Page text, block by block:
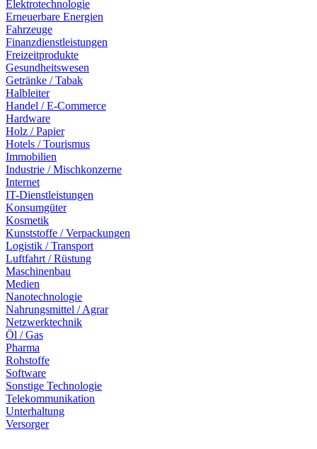
Elektrotechnologie
Erneuerbare Energien
Fahrzeuge
Finanzdienstleistungen
Freizeitprodukte
Gesundheitswesen
Getränke / Tabak
Halbleiter
Handel / E-Commerce
Hardware
Holz / Papier
Hotels / Tourismus
Immobilien
Industrie / Mischkonzerne
Internet
IT-Dienstleistungen
Konsumgüter
Kosmetik
Kunststoffe / Verpackungen
Logistik / Transport
Luftfahrt / Rüstung
Maschinenbau
Medien
Nanotechnologie
Nahrungsmittel / Agrar
Netzwerktechnik
Öl / Gas
Pharma
Rohstoffe
Software
Sonstige Technologie
Telekommunikation
Unterhaltung
Versorger